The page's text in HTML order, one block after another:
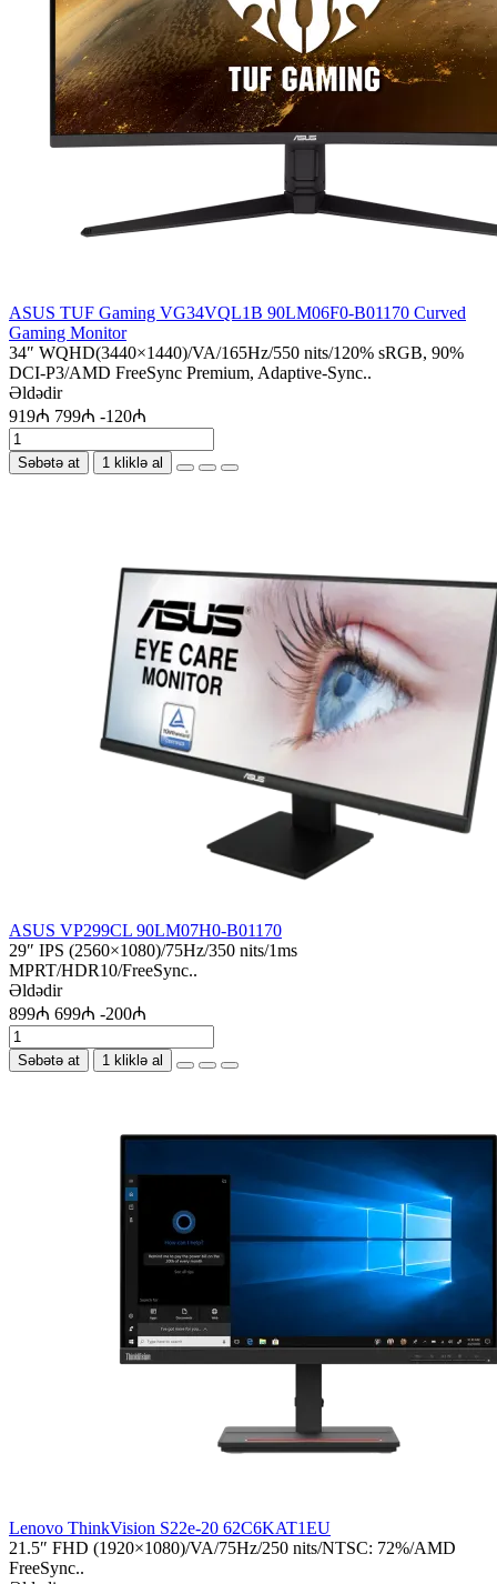
ASUS TUF Gaming VG34VQL1B 90LM06F0-B01170 Curved
Gaming Monitor
34″ WQHD(3440×1440)/VA/165Hz/550 nits/120% sRGB, 90%
DCI-P3/AMD FreeSync Premium, Adaptive-Sync..
Əldədir
919₼ 799₼ -120₼
Səbətə at 1 kliklə al
ASUS VP299CL 90LM07H0-B01170
29″ IPS (2560×1080)/75Hz/350 nits/1ms
MPRT/HDR10/FreeSync..
Əldədir
899₼ 699₼ -200₼
Səbətə at 1 kliklə al
Lenovo ThinkVision S22e-20 62C6KAT1EU
21.5″ FHD (1920×1080)/VA/75Hz/250 nits/NTSC: 72%/AMD
FreeSync..